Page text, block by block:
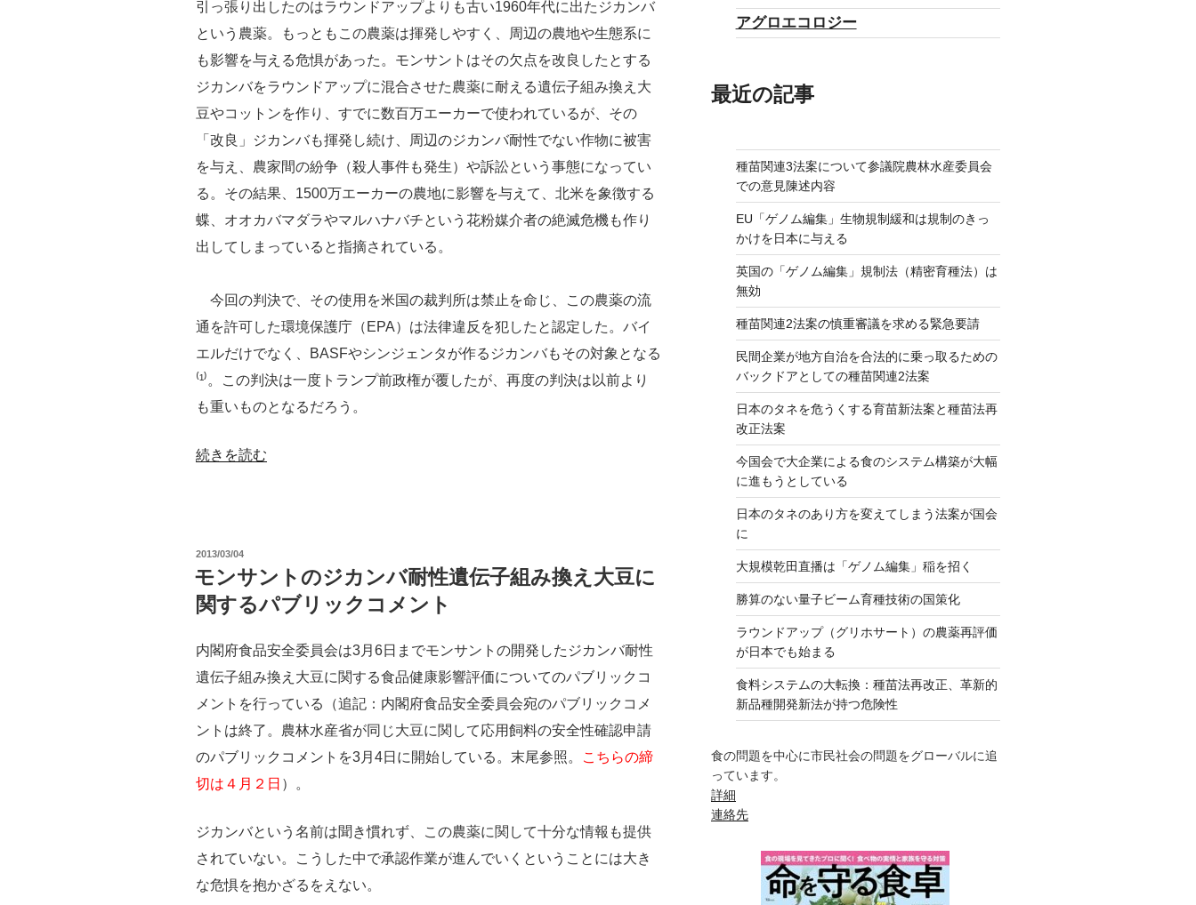
引っ張り出したのはラウンドアップよりも古い1960年代に出たジカンバ
という農薬。もっともこの農薬は揮発しやすく、周辺の農地や生態系に
も影響を与える危惧があった。モンサントはその欠点を改良したとする
ジカンバをラウンドアップに混合させた農薬に耐える遺伝子組み換え大
豆やコットンを作り、すでに数百万エーカーで使われているが、その
「改良」ジカンバも揮発し続け、周辺のジカンバ耐性でない作物に被害
を与え、農家間の紛争（殺人事件も発生）や訴訟という事態になってい
る。その結果、1500万エーカーの農地に影響を与えて、北米を象徴する
蝶、オオカバマダラやマルハナバチという花粉媒介者の絶滅危機も作り
出してしまっていると指摘されている。
今回の判決で、その使用を米国の裁判所は禁止を命じ、この農薬の流
通を許可した環境保護庁（EPA）は法律違反を犯したと認定した。バイ
エルだけでなく、BASFやシンジェンタが作るジカンバもその対象となる
⁽¹⁾。この判決は一度トランプ前政権が覆したが、再度の判決は以前より
も重いものとなるだろう。
“ラ
ア
ッ
プ
の
延
カ
バ
の
認
続きを読む
投
日:
2013/03/04
モンサントのジカンバ耐性遺伝子組み換え大豆に
関するパブリックコメント
内閣府食品安全委員会は3月6日までモンサントの開発したジカンバ耐性
遺伝子組み換え大豆に関する食品健康影響評価についてのパブリックコ
メントを行っている（追記：内閣府食品安全委員会宛のパブリックコメ
ントは終了。農林水産省が同じ大豆に関して応用飼料の安全性確認申請
のパブリックコメントを3月4日に開始している。末尾参照。
こちらの締
切は４月２日 ）。
ジカンバという名前は聞き慣れず、この農薬に関して十分な情報も提供
されていない。こうした中で承認作業が進んでいくということには大き
な危惧を抱かざるをえない。
アグロエコロジー
最近の記事
種苗関連3法案について参議院農林水産委員会
での意見陳述内容
EU「ゲノム編集」生物規制緩和は規制のきっ
かけを日本に与える
英国の「ゲノム編集」規制法（精密育種法）は
無効
種苗関連2法案の慎重審議を求める緊急要請
民間企業が地方自治を合法的に乗っ取るための
バックドアとしての種苗関連2法案
日本のタネを危うくする育苗新法案と種苗法再
改正法案
今国会で大企業による食のシステム構築が大幅
に進もうとしている
日本のタネのあり方を変えてしまう法案が国会
に
大規模乾田直播は「ゲノム編集」稲を招く
勝算のない量子ビーム育種技術の国策化
ラウンドアップ（グリホサート）の農薬再評価
が日本でも始まる
食料システムの大転換：種苗法再改正、革新的
新品種開発新法が持つ危険性
食の問題を中心に市民社会の問題をグローバルに追
っています。
詳細
連絡先